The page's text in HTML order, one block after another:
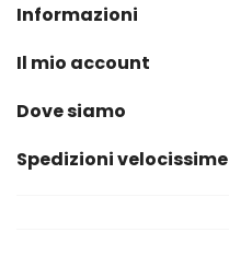
Informazioni
Il mio account
Dove siamo
Spedizioni velocissime